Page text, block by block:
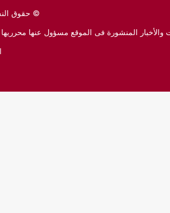
© حقوق النشر 2026، جميع الحقوق محفوظة لـموقع
والأخبار المنشورة فى الموقع مسؤول عنها